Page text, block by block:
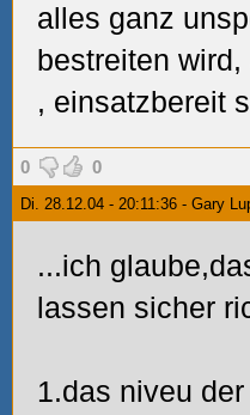
alles ganz
bestreiten
, einsatzbereit
0 0
Di. 28.12.04 - 20:11:36 - Gary
...ich
lassen sicher
1.das niveu